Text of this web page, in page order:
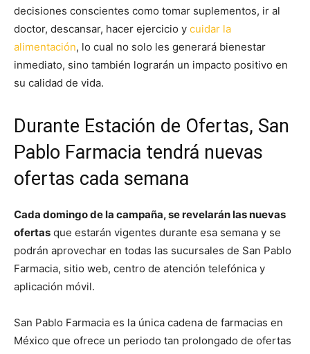
decisiones conscientes como tomar suplementos, ir al
doctor, descansar, hacer ejercicio y cuidar la
alimentación, lo cual no solo les generará bienestar
inmediato, sino también lograrán un impacto positivo en
su calidad de vida.
Durante Estación de Ofertas, San
Pablo Farmacia tendrá nuevas
ofertas cada semana
Cada domingo de la campaña, se revelarán las nuevas
ofertas que estarán vigentes durante esa semana y se
podrán aprovechar en todas las sucursales de San Pablo
Farmacia, sitio web, centro de atención telefónica y
aplicación móvil.
San Pablo Farmacia es la única cadena de farmacias en
México que ofrece un periodo tan prolongado de ofertas